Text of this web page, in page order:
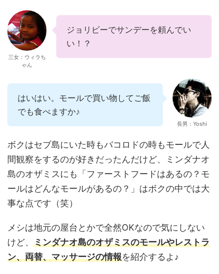
三女：ウィラち
ゃん
ジョリビーでサンデーを頼んでい
い！？
はいはい。モールで買い物してご飯
でも食べますか♪
長男：Yoshi
ボクはセブ島にいた時もバコロドの時もモールで人
間観察をするのが好きだったんだけど、ミンダナオ
島のオザミスにも「ファーストフードはあるの？モ
ールはどんなモールがあるの？」はボクの中では大
事な点です（笑）
メシは地元の屋台とかで全然OKなので気にしない
けど、 ミンダナオ島のオザミスのモールやレストラ
ン、両替、マッサージの情報を紹介するよ♪